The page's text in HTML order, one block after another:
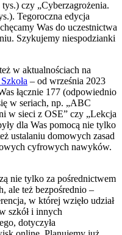
czy „Cyberzagrożenia.
Tegoroczna edycja
Was do uczestnictwa
Szykujemy niespodzianki
w aktualnościach na
– od września 2023
łącznie 177 (odpowiednio
w seriach, np. „ABC
w sieci z OSE” czy „Lekcja
dla Was pomocą nie tylko
ustalaniu domowych zasad
cyfrowych nawyków.
nie tylko za pośrednictwem
ale też bezpośrednio –
w której wzięło udział
szkół i innych
dotyczyła